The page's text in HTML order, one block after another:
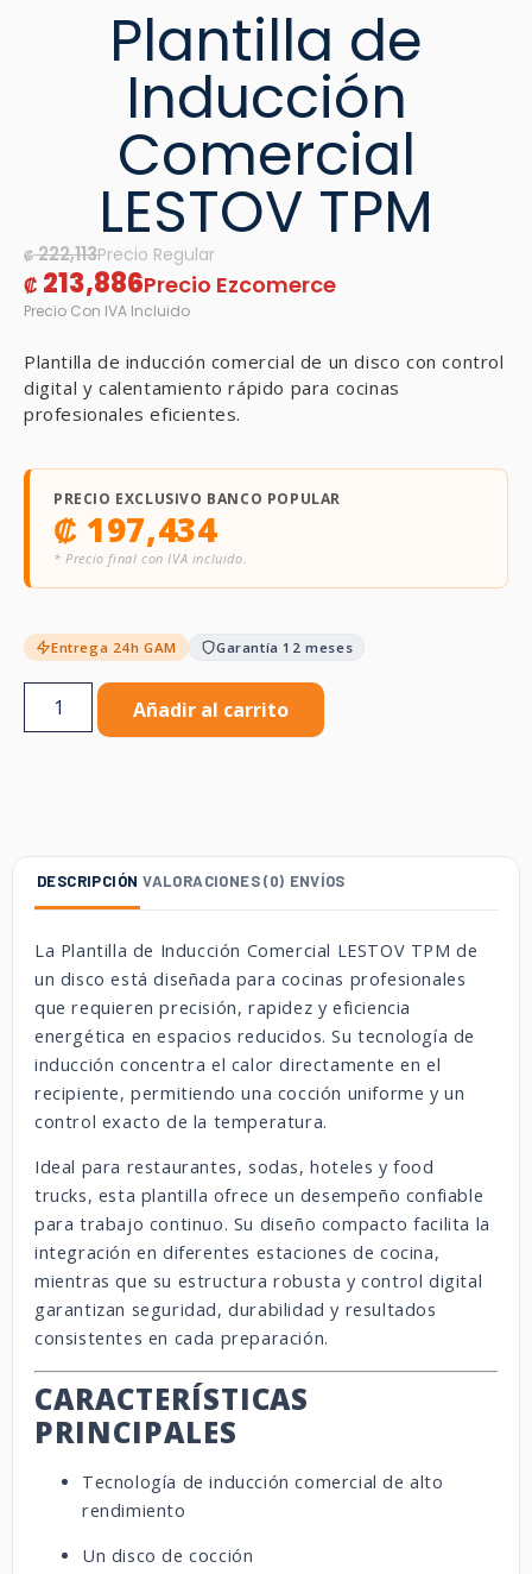
Plantilla de
Inducción
Comercial
LESTOV TPM
₡222,113
₡ 213,886
Plantilla de inducción comercial de un disco con control
digital y calentamiento rápido para cocinas
profesionales eficientes.
PRECIO EXCLUSIVO BANCO POPULAR
₡ 197,434
* Precio final con IVA incluido.
Entrega 24h GAM Garantía 12 meses
Añadir al carrito
DESCRIPCIÓN VALORACIONES (0) ENVÍOS
La Plantilla de Inducción Comercial LESTOV TPM de
un disco está diseñada para cocinas profesionales
que requieren precisión, rapidez y eficiencia
energética en espacios reducidos. Su tecnología de
inducción concentra el calor directamente en el
recipiente, permitiendo una cocción uniforme y un
control exacto de la temperatura.
Ideal para restaurantes, sodas, hoteles y food
trucks, esta plantilla ofrece un desempeño confiable
para trabajo continuo. Su diseño compacto facilita la
integración en diferentes estaciones de cocina,
mientras que su estructura robusta y control digital
garantizan seguridad, durabilidad y resultados
consistentes en cada preparación.
CARACTERÍSTICAS
PRINCIPALES
Tecnología de inducción comercial de alto
rendimiento
Un disco de cocción